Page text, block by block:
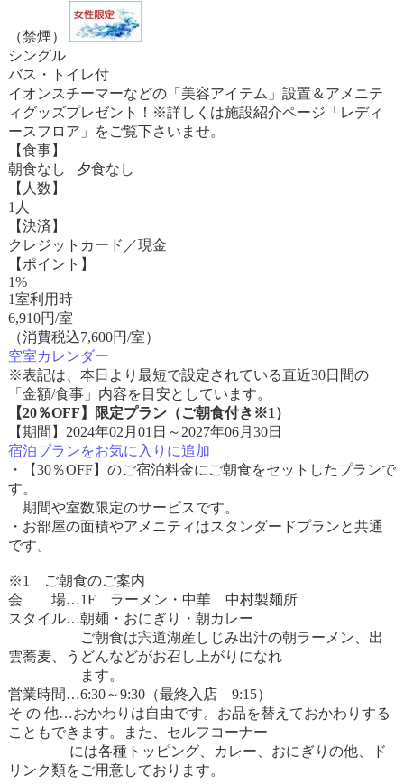
（禁煙）
シングル
バス・トイレ付
イオンスチーマーなどの「美容アイテム」設置＆アメニテ
ィグッズプレゼント！※詳しくは施設紹介ページ「レディ
ースフロア」をご覧下さいませ。
【食事】
朝食なし 夕食なし
【人数】
1人
【決済】
クレジットカード／現金
【ポイント】
1%
1室利用時
6,910円/室
（消費税込7,600円/室）
空室カレンダー
※表記は、本日より最短で設定されている直近30日間の
「金額/食事」内容を目安としています。
【20％OFF】限定プラン（ご朝食付き※1）
【期間】2024年02月01日～2027年06月30日
宿泊プランをお気に入りに追加
・【30％OFF】のご宿泊料金にご朝食をセットしたプランで
す。
期間や室数限定のサービスです。
・お部屋の面積やアメニティはスタンダードプランと共通
です。
※1 ご朝食のご案内
会 場…1F ラーメン・中華 中村製麺所
スタイル…朝麺・おにぎり・朝カレー
ご朝食は宍道湖産しじみ出汁の朝ラーメン、出
雲蕎麦、うどんなどがお召し上がりになれ
ます。
営業時間…6:30～9:30（最終入店 9:15）
そ の 他…おかわりは自由です。お品を替えておかわりする
こともできます。また、セルフコーナー
には各種トッピング、カレー、おにぎりの他、ド
リンク類をご用意しております。